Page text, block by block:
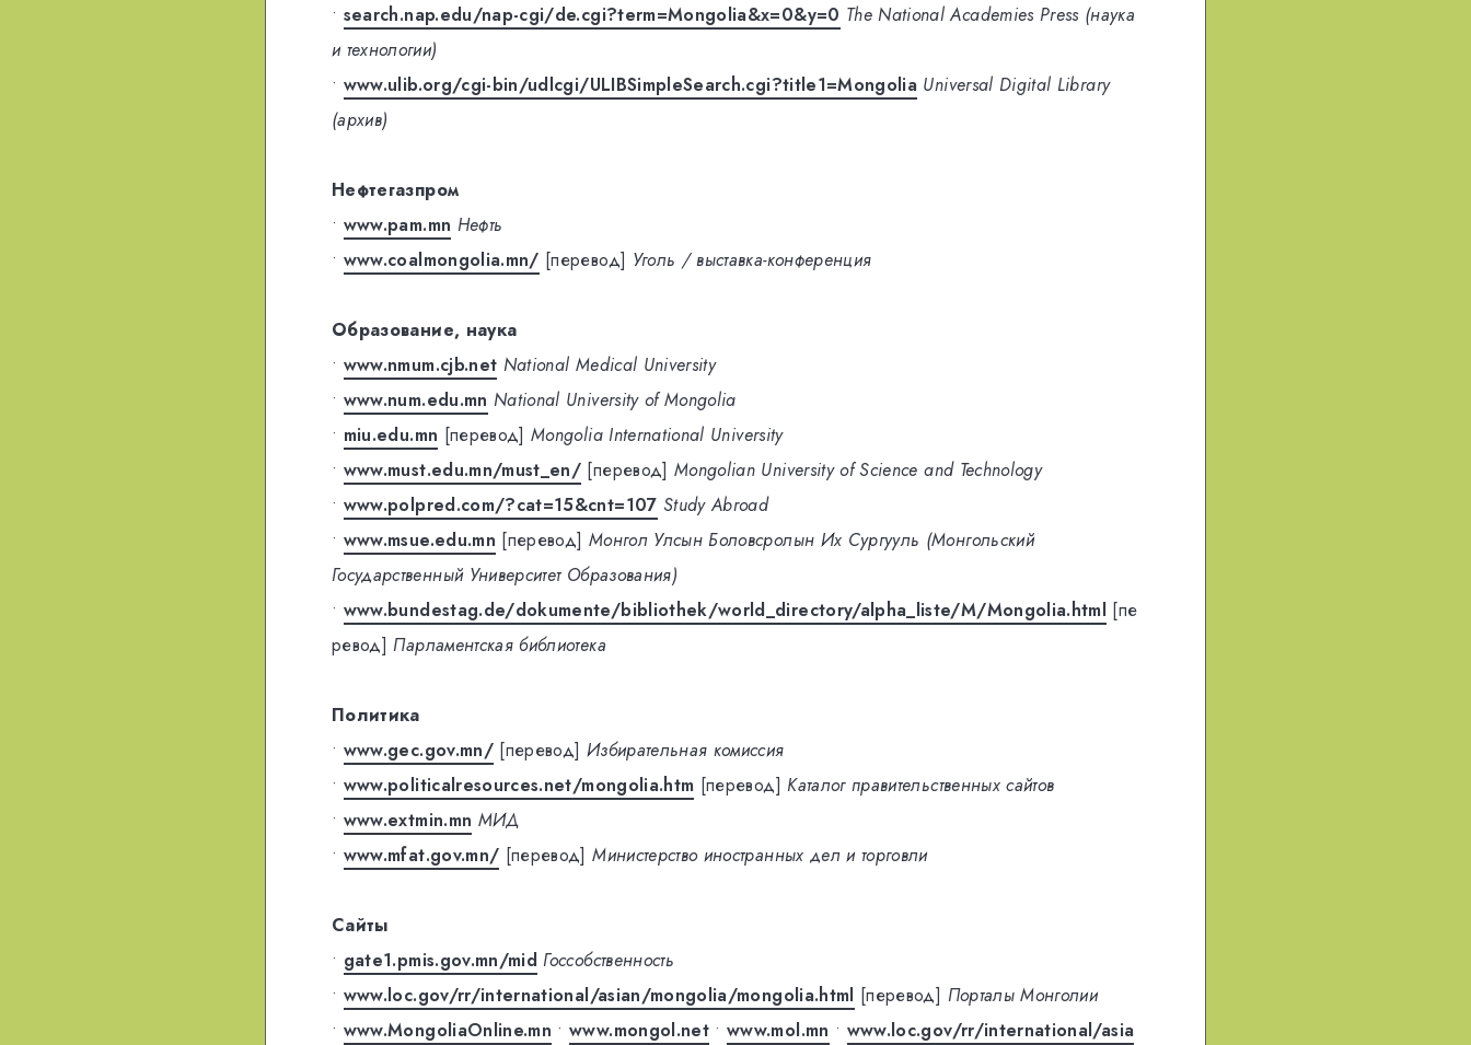
• search.nap.edu/nap-cgi/de.cgi?term=Mongolia&x=0&y=0 The National Academies Press (наука
и технологии)
• www.ulib.org/cgi-bin/udlcgi/ULIBSimpleSearch.cgi?title1=Mongolia Universal Digital Library
(архив)
Нефтегазпром
• www.pam.mn Нефть
• www.coalmongolia.mn/ [перевод] Уголь / выставка-конференция
Образование, наука
• www.nmum.cjb.net National Medical University
• www.num.edu.mn National University of Mongolia
• miu.edu.mn [перевод] Mongolia International University
• www.must.edu.mn/must_en/ [перевод] Mongolian University of Science and Technology
• www.polpred.com/?cat=15&cnt=107 Study Abroad
• www.msue.edu.mn [перевод] Монгол Улсын Боловсролын Их Сургууль (Монгольский
Государственный Университет Образования)
• www.bundestag.de/dokumente/bibliothek/world_directory/alpha_liste/M/Mongolia.html [пе
ревод] Парламентская библиотека
Политика
• www.gec.gov.mn/ [перевод] Избирательная комиссия
• www.politicalresources.net/mongolia.htm [перевод] Каталог правительственных сайтов
• www.extmin.mn МИД
• www.mfat.gov.mn/ [перевод] Министерство иностранных дел и торговли
Сайты
• gate1.pmis.gov.mn/mid Госсобственность
• www.loc.gov/rr/international/asian/mongolia/mongolia.html [перевод] Порталы Монголии
• www.MongoliaOnline.mn •www.mongol.net •www.mol.mn • www.loc.gov/rr/international/asia